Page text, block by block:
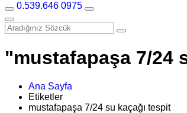
0.539.646 0975
"mustafapaşa 7/24
Ana Sayfa
Etiketler
mustafapaşa 7/24 su kaçağı tespit